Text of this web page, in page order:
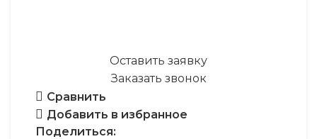
Оставить заявку
Заказать звонок
Сравнить
Добавить в избранное
Поделиться: